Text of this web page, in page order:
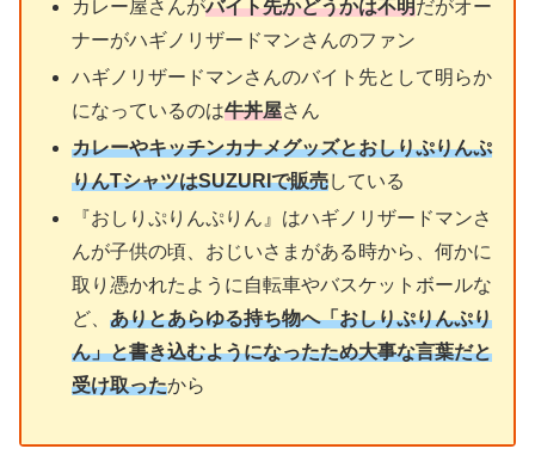
カレー屋さんがバイト先かどうかは不明だがオー
ナーがハギノリザードマンさんのファン
ハギノリザードマンさんのバイト先として明らか
になっているのは牛丼屋さん
カレーやキッチンカナメグッズとおしりぷりんぷ
りんTシャツはSUZURIで販売している
『おしりぷりんぷりん』はハギノリザードマンさ
んが子供の頃、おじいさまがある時から、何かに
取り憑かれたように自転車やバスケットボールな
ど、 ありとあらゆる持ち物へ「おしりぷりんぷり
ん」と書き込むようになったため大事な言葉だと
受け取ったから